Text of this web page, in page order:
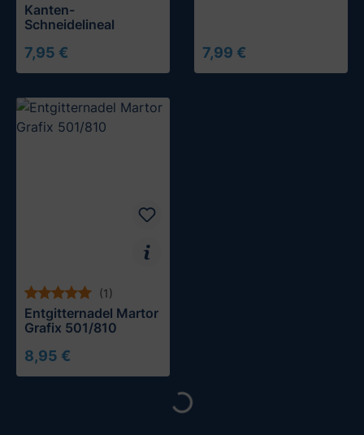
Kanten-
Schneidelineal
7,95 € 7,99 €
(1)
Entgitternadel Martor
Grafix 501/810
8,95 € Loading...